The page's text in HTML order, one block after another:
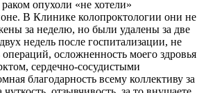
опухоли «не хотели»
В Клинике колопроктологии они не
за неделю, но были удалены за две
недель после госпитализации, не
осложненность моего здровья
сердечно-сосудистыми
благодарность всему коллективу за